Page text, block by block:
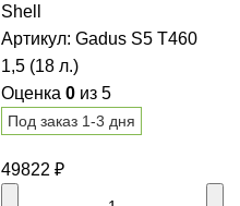
Shell
Артикул: Gadus S5 T460
1,5 (18 л.)
Оценка 0 из 5
Под заказ 1-3 дня
49822 ₽